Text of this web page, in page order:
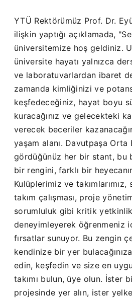
YTÜ Rektörümüz Prof. Dr.
ilişkin yaptığı açıklamada,
üniversitemize hoş geldiniz.
üniversite hayatı yalnızca
ve laboratuvarlardan ibaret
zamanda kimliğinizi ve
keşfedeceğiniz, hayat boyu
kuracağınız ve gelecekteki
verecek beceriler
yaşam alanı. Davutpaşa Orta
gördüğünüz her bir stant, bu
bir rengini, farklı bir
Kulüplerimiz ve
takım çalışması, proje
sorumluluk gibi kritik
deneyimleyerek öğrenmeniz
fırsatlar sunuyor. Bu zengin
kendinize bir yer
edin, keşfedin ve size en
takımı bulun, üye olun. İster
projesinde yer alın, ister